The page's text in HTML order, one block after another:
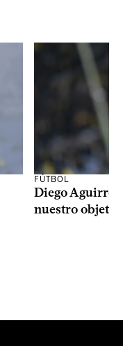
FÚTBOL
Diego Aguirre:
nuestro